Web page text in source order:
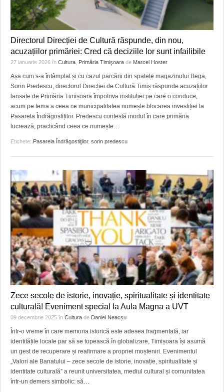
Directorul Direcției de Cultură răspunde, din nou,
acuzațiilor primăriei: Cred că deciziile lor sunt infailibile
27 ianuarie 2026 în Cultura Primăria Timişoara de Marcel Hoster
Așa cum s-a întâmplat și cu cazul parcării din spatele magazinului Bega,
Sorin Predescu, directorul Direcției de Cultură Timiș răspunde acuzațiilor
lansate de Primăria Timișoara împotriva instituției pe care o conduce,
acum pe tema a ceea ce municipalitatea numește blocarea investiției la
Pasarela Îndrăgostiților. Predescu contestă modul în care primăria
lucrează, practicând ceea ce numește…
Etichete: Pasarela Îndrăgostiţilor, sorin predescu
Zece secole de istorie, inovație, spiritualitate și identitate
culturală! Eveniment special la Aula Magna a UVT
09 decembrie 2025 în Cultura de Daniel Neacșu
Într-o vreme în care memoria istorică este adesea fragmentată, iar
identitățile locale par să se topească în globalizare, Timișoara își asumă
un gest de recuperare și reafirmare a propriei moșteniri. Evenimentul
„Valori ale Banatului – zece secole de istorie, inovație, spiritualitate și
identitate culturală” a reunit universitatea, mediul cultural și comunitatea
într-un demers simbolic: să